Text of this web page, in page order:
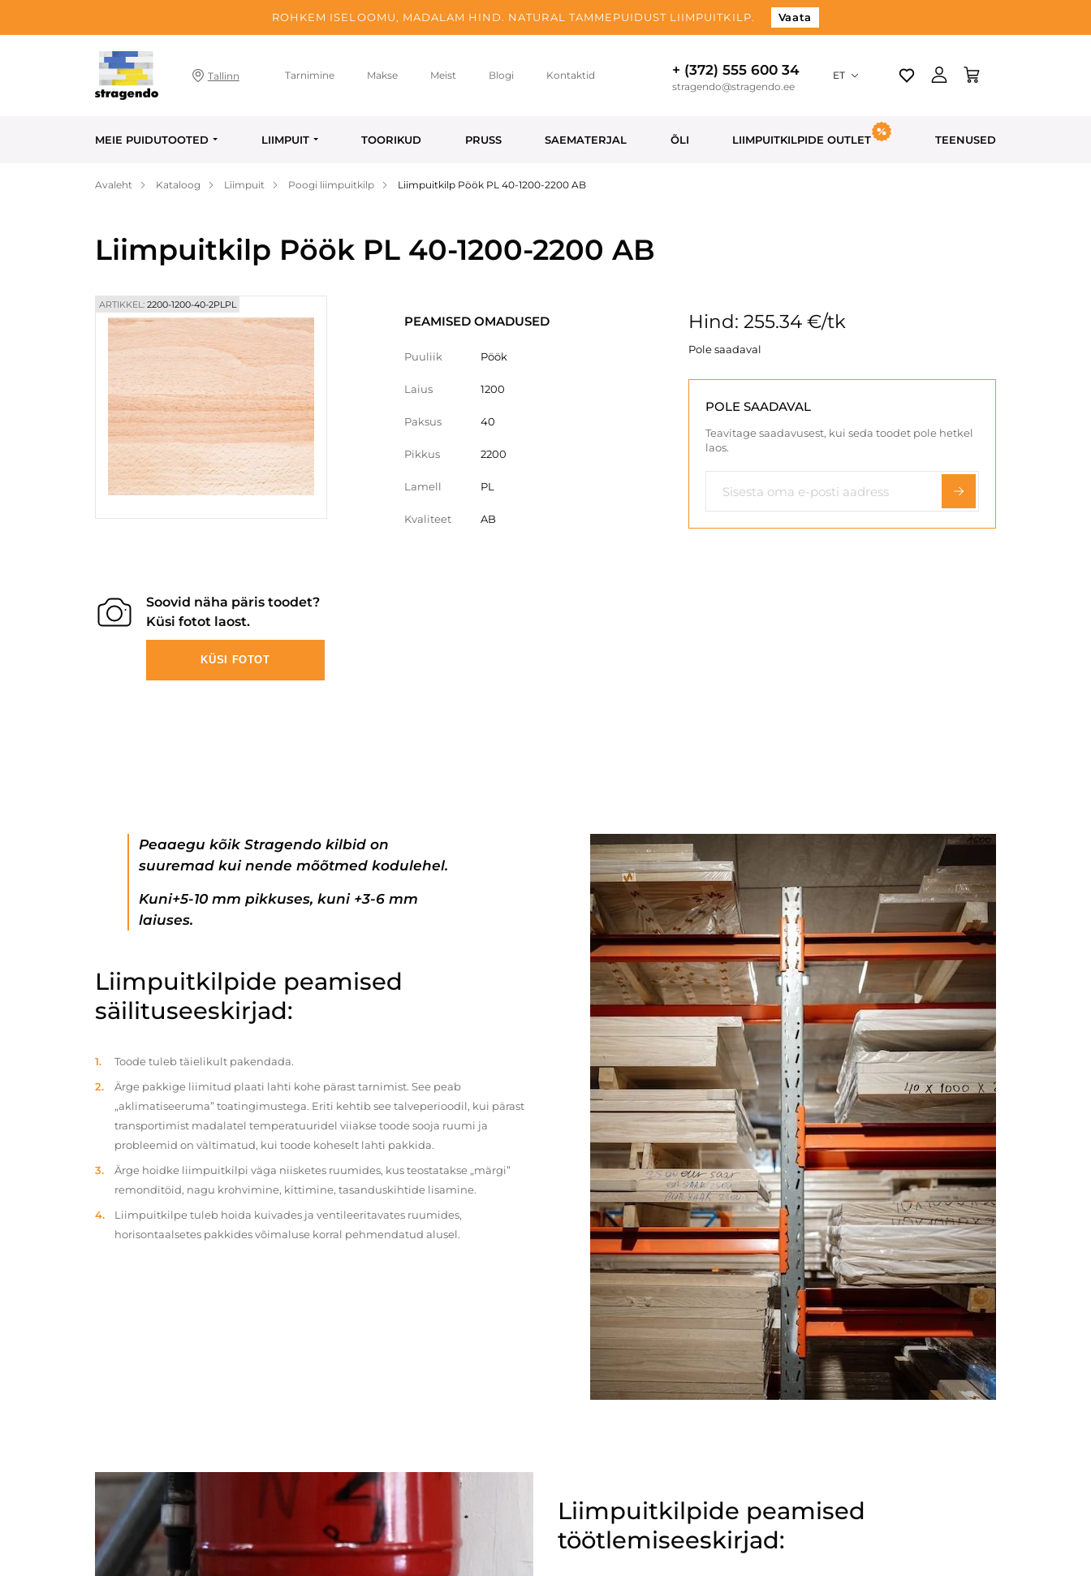
ROHKEM ISELOOMU, MADALAM HIND. NATURAL TAMMEPUIDUST LIIMPUITKILP. Vaata
Tallinn Tarnimine Makse Meist Blogi Kontaktid + (372) 555 600 34
stragendo@stragendo.ee
ET
MEIE PUIDUTOOTED LIIMPUIT TOORIKUD PRUSS SAEMATERJAL ÕLI LIIMPUITKILPIDE OUTLET TEENUSED
Avaleht Kataloog Liimpuit Poogi liimpuitkilp Liimpuitkilp Pöök PL 40-1200-2200 AB
Liimpuitkilp Pöök PL 40-1200-2200 AB
ARTIKKEL: 2200-1200-40-2PLPL
PEAMISED OMADUSED
Puuliik Pöök
Laius 1200
Paksus 40
Pikkus 2200
Lamell PL
Kvaliteet AB
Hind: 255.34 €/tk
Pole saadaval
POLE SAADAVAL
Teavitage saadavusest, kui seda toodet pole hetkel
laos.
Soovid näha päris toodet?
Küsi fotot laost.
KÜSI FOTOT
Peaaegu kõik Stragendo kilbid on
suuremad kui nende mõõtmed kodulehel.
Kuni+5-10 mm pikkuses, kuni +3-6 mm
laiuses.
Liimpuitkilpide peamised
säilituseeskirjad:
Toode tuleb täielikult pakendada.
Ärge pakkige liimitud plaati lahti kohe pärast tarnimist. See peab
„aklimatiseeruma” toatingimustega. Eriti kehtib see talveperioodil, kui pärast
transportimist madalatel temperatuuridel viiakse toode sooja ruumi ja
probleemid on vältimatud, kui toode koheselt lahti pakkida.
Ärge hoidke liimpuitkilpi väga niisketes ruumides, kus teostatakse „märgi”
remonditöid, nagu krohvimine, kittimine, tasanduskihtide lisamine.
Liimpuitkilpe tuleb hoida kuivades ja ventileeritavates ruumides,
horisontaalsetes pakkides võimaluse korral pehmendatud alusel.
Liimpuitkilpide peamised
töötlemiseeskirjad: